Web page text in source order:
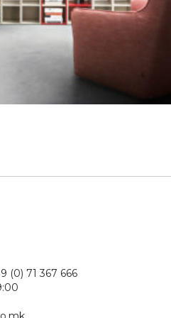
n.1
(0) 71 367 666